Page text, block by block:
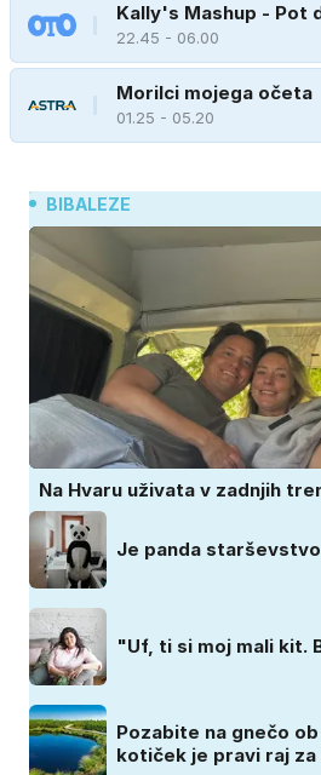
Kally's Mashup - Pot
22.45 - 06.00
Morilci mojega očeta
01.25 - 05.20
BIBALEZE
Na Hvaru uživata v zadnjih
Je panda
"Uf, ti si moj mali kit.
Pozabite na gnečo
kotiček je pravi raj za